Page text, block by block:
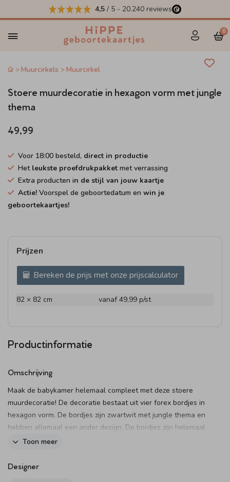
4,5 / 5 - 20.240 reviews
0
Muurcirkels Muurcirkel
Stoere muurdecoratie in hexagon vorm met jungle
thema
49,99
Voor 18:00 besteld, direct in productie
Het leukste proefdrukpakket met verrassing
Extra producten in de stijl van jouw kaartje
Actie! Voorspel de geboortedatum en win je
geboortekaartjes!
Prijzen
Bereken de prijs met onze prijscalculator
82 × 82 cm vanaf 49,99 p/st
Productinformatie
Omschrijving
Maak de babykamer helemaal compleet met deze stoere
muurdecoratie! De decoratie bestaat uit vier forex bordjes in
hexagon vorm. De bordjes zijn zwartwit met jungle thema en
hebben allemaal een ander design. De bordjes zijn helemaal
naar wens aan te passen in onze online editor.
Toon meer
Designer